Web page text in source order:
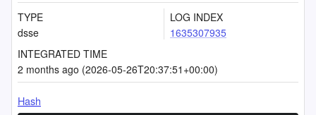
TYPE
dsse
LOG INDEX
1635307935
INTEGRATED TIME
2 months ago (2026-05-26T20:37:51+00:00)
Hash